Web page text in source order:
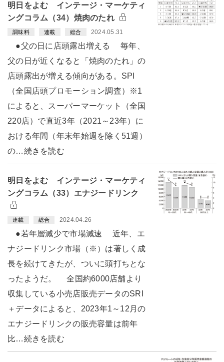
明日をよむ インテージ・マーケティ
ングコラム（34）焼肉のたれ
調味料 連載 総合 2024.05.31
●父の日に店頭露出増える 毎年、
父の日が近くなると「焼肉のたれ」の
店頭露出が増える傾向がある。SPI
（全国店頭プロモーション調査）※1
によると、スーパーマーケット（全国
220店）で直近3年（2021～23年）に
おける年間（年末年始週を除く51週）
の…続きを読む
明日をよむ インテージ・マーケティ
ングコラム（33）エナジードリンク
連載 総合 2024.04.26
●若年層減少で市場減速 近年、エ
ナジードリンク市場（※）は著しく成
長を続けてきたが、ついに頭打ちとな
ったようだ。 全国約6000店舗より
収集している小売店販売データのSRI
＋データによると、2023年1～12月の
エナジードリンクの販売容量は前年
比…続きを読む